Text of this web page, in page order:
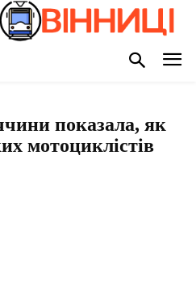
показала, як
мотоциклістів